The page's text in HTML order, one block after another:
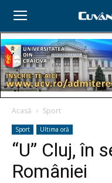
Acasă Sport
Sport Ultima oră
“U” Cluj, în
României